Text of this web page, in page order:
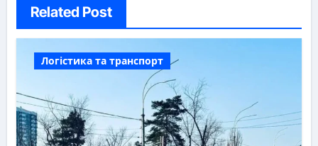
Related Post
Логістика та транспорт